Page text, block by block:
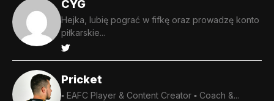
CYG
Hejka, lubię pograć w fifkę oraz prowadzę konto
piłkarskie...
Pricket
▪️ EAFC Player & Content Creator ▪️ Coach &...